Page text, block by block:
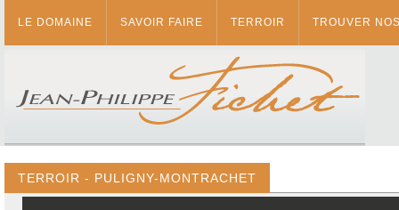
LE DOMAINE SAVOIR FAIRE TERROIR TROUVER
TERROIR - PULIGNY-MONTRACHET